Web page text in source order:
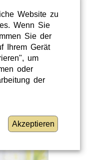
Website zu
Wenn Sie
Sie der
Ihrem Gerät
um
oder
der
Akzeptieren